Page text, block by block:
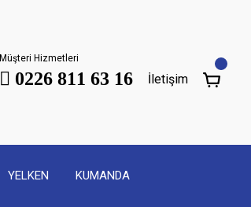
Müşteri Hizmetleri
0226 811 63 16 İletişim
YELKEN KUMANDA